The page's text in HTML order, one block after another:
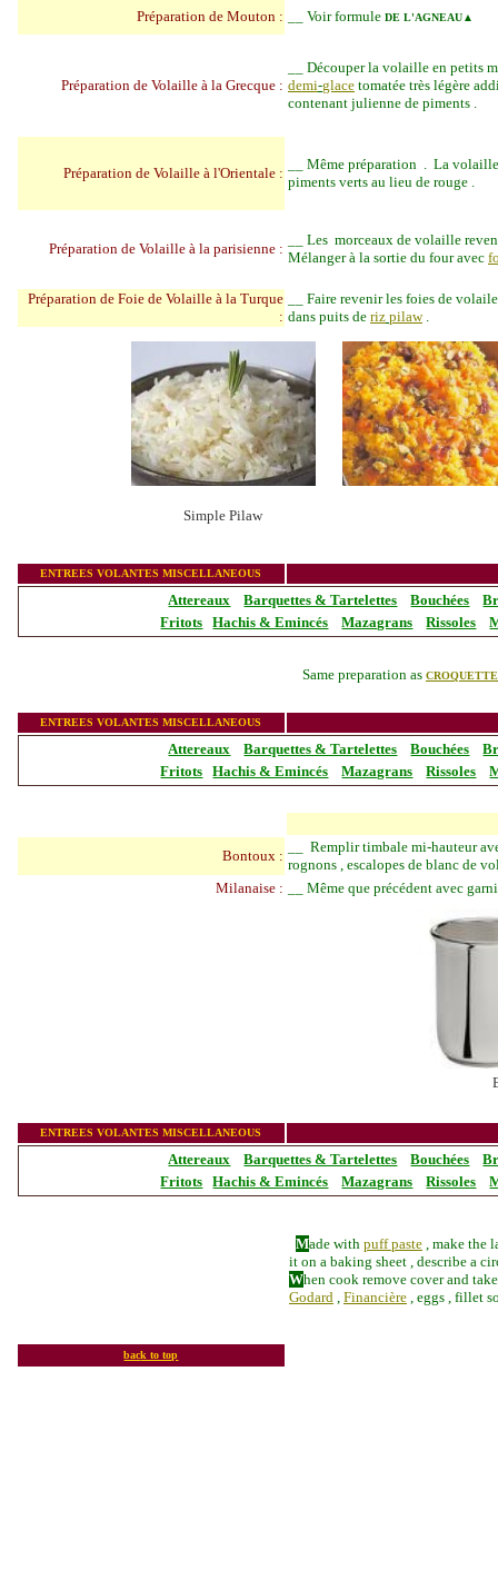
Préparation de Mouton : Voir formule DE L'AGNEAU▲
Préparation de Volaille à la Grecque :
Découper la volaille en petits
demi-glace tomatée très légère
contenant julienne de piments .
Préparation de Volaille à l'Orientale :
Même préparation . La volaille
piments verts au lieu de rouge .
Préparation de Volaille à la parisienne :
Les morceaux de volaille
Mélanger à la sortie du four avec
Préparation de Foie de Volaille à la Turque
:
Faire revenir les foies de
dans puits de riz pilaw.
Simple Pilaw
ENTREES VOLANTES MISCELLANEOUS
Attereaux Barquettes & Tartelettes Bouchées
Fritots
Hachis & Emincés Mazagrans Rissoles
Same preparation as
ENTREES VOLANTES MISCELLANEOUS
Attereaux Barquettes & Tartelettes Bouchées
Fritots
Hachis & Emincés Mazagrans Rissoles
Bontoux :
Remplir timbale mi-hauteur
rognons , escalopes de blanc de
Milanaise :
Même que précédent avec
ENTREES VOLANTES MISCELLANEOUS
Attereaux Barquettes & Tartelettes Bouchées
Fritots
Hachis & Emincés Mazagrans Rissoles
Made with puff paste , make the
it on a baking sheet , describe a
When cook remove cover and
Godard , Financière , eggs , fillet
back to top